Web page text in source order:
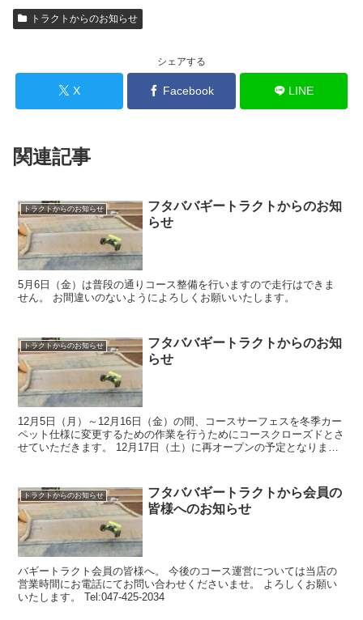
トラクトからのお知らせ
シェアする
X Facebook LINE
関連記事
トラクトからのお知らせ
フタババギートラクトからのお知
らせ
5月6日（金）は普段の通りコース整備を行いますので走行はできま
せん。 お間違いのないようによろしくお願いいたします。
トラクトからのお知らせ
フタババギートラクトからのお知
らせ
12月5日（月）～12月16日（金）の間、コースサーフェスを冬季カー
ペット仕様に変更するための作業を行うためにコースクローズドとさ
せていただきます。 12月17日（土）に再オープンの予定となりま
トラクトからのお知らせ
フタババギートラクトから会員の
皆様へのお知らせ
バギートラクト会員の皆様へ。 今後のコース運営については当店の
営業時間にお電話にてお問い合わせくださいませ。 よろしくお願い
いたします。 Tel:047-425-2034